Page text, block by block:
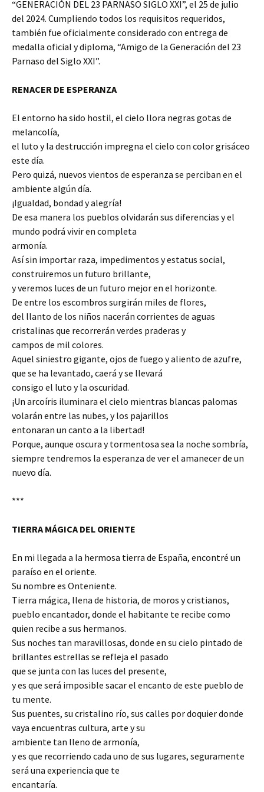
“GENERACIÓN DEL 23 PARNASO SIGLO XXI”, el 25 de julio
del 2024. Cumpliendo todos los requisitos requeridos,
también fue oficialmente considerado con entrega de
medalla oficial y diploma, “Amigo de la Generación del 23
Parnaso del Siglo XXI”.
RENACER DE ESPERANZA
El entorno ha sido hostil, el cielo llora negras gotas de
melancolía,
el luto y la destrucción impregna el cielo con color grisáceo
este día.
Pero quizá, nuevos vientos de esperanza se perciban en el
ambiente algún día.
¡Igualdad, bondad y alegría!
De esa manera los pueblos olvidarán sus diferencias y el
mundo podrá vivir en completa
armonía.
Así sin importar raza, impedimentos y estatus social,
construiremos un futuro brillante,
y veremos luces de un futuro mejor en el horizonte.
De entre los escombros surgirán miles de flores,
del llanto de los niños nacerán corrientes de aguas
cristalinas que recorrerán verdes praderas y
campos de mil colores.
Aquel siniestro gigante, ojos de fuego y aliento de azufre,
que se ha levantado, caerá y se llevará
consigo el luto y la oscuridad.
¡Un arcoíris iluminara el cielo mientras blancas palomas
volarán entre las nubes, y los pajarillos
entonaran un canto a la libertad!
Porque, aunque oscura y tormentosa sea la noche sombría,
siempre tendremos la esperanza de ver el amanecer de un
nuevo día.
***
TIERRA MÁGICA DEL ORIENTE
En mi llegada a la hermosa tierra de España, encontré un
paraíso en el oriente.
Su nombre es Onteniente.
Tierra mágica, llena de historia, de moros y cristianos,
pueblo encantador, donde el habitante te recibe como
quien recibe a sus hermanos.
Sus noches tan maravillosas, donde en su cielo pintado de
brillantes estrellas se refleja el pasado
que se junta con las luces del presente,
y es que será imposible sacar el encanto de este pueblo de
tu mente.
Sus puentes, su cristalino río, sus calles por doquier donde
vaya encuentras cultura, arte y su
ambiente tan lleno de armonía,
y es que recorriendo cada uno de sus lugares, seguramente
será una experiencia que te
encantaría.